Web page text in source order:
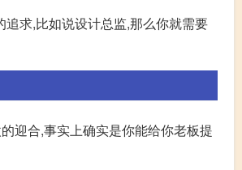
求,比如说设计总监,那么你就需要
迎合,事实上确实是你能给你老板提